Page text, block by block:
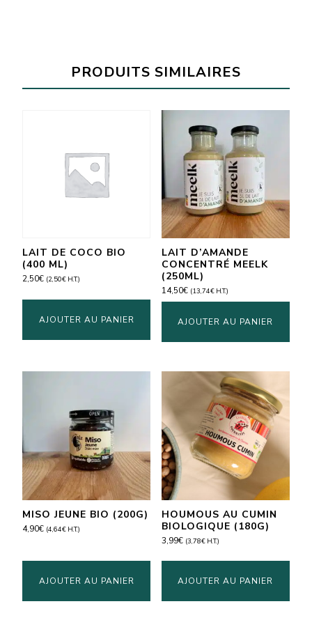
biologique
(1L)
PRODUITS SIMILAIRES
LAIT DE COCO BIO
(400 ML)
2,50€ (2,50€ H.T.)
AJOUTER AU PANIER
LAIT D’AMANDE
CONCENTRÉ MEELK
(250ML)
14,50€ (13,74€H.T.)
AJOUTER AU PANIER
MISO JEUNE BIO (200G)
4,90€ (4,64€ H.T.)
AJOUTER AU PANIER
HOUMOUS AU CUMIN
BIOLOGIQUE (180G)
3,99€ (3,78€H.T.)
AJOUTER AU PANIER